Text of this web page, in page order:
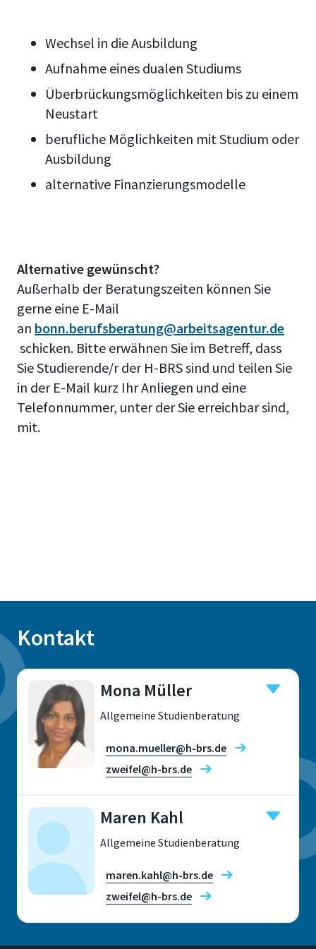
Wechsel in die Ausbildung
Aufnahme eines dualen Studiums
Überbrückungsmöglichkeiten bis zu einem
Neustart
berufliche Möglichkeiten mit Studium oder
Ausbildung
alternative Finanzierungsmodelle
Alternative gewünscht?
Außerhalb der Beratungszeiten können Sie
gerne eine E-Mail
an bonn.berufsberatung@arbeitsagentur.de
schicken. Bitte erwähnen Sie im Betreff, dass
Sie Studierende/r der H-BRS sind und teilen Sie
in der E-Mail kurz Ihr Anliegen und eine
Telefonnummer, unter der Sie erreichbar sind,
mit.
Kontakt
Mona Müller
Allgemeine Studienberatung
mona.mueller@h-brs.de
zweifel@h-brs.de
Sankt Augustin
Maren Kahl
Allgemeine Studienberatung
maren.kahl@h-brs.de
zweifel@h-brs.de
Standort